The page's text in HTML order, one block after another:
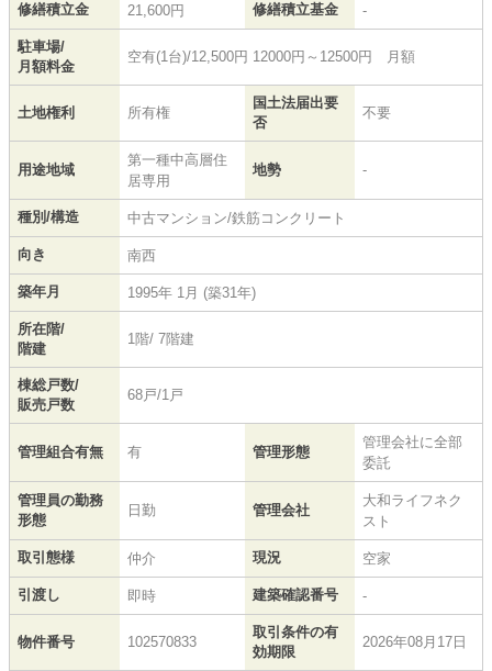
修繕積立金 21,600円 修繕積立基金 -
駐車場/
月額料金
空有(1台)/12,500円 12000円～12500円 月額
土地権利 所有権
国土法届出要
否
不要
用途地域
第一種中高層住
居専用
地勢 -
種別/構造 中古マンション/鉄筋コンクリート
向き 南西
築年月 1995年 1月 (築31年)
所在階/
階建
1階/ 7階建
棟総戸数/
販売戸数
68戸/1戸
管理組合有無 有 管理形態
管理会社に全部
委託
管理員の勤務
形態
日勤 管理会社
大和ライフネク
スト
取引態様 仲介 現況 空家
引渡し 即時 建築確認番号 -
物件番号 102570833
取引条件の有
効期限
2026年08月17日